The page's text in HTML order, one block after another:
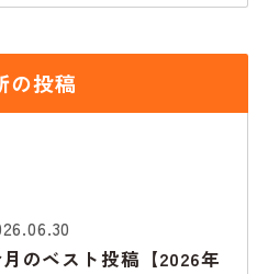
の投稿
のベスト投稿【2026年